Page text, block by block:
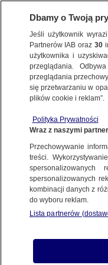
BIZNES
Z KRAJU
odpowiedź TSUE
12.10.2023, 21:44
Udostępnij
Dbamy o Twoją
Jeśli użytkownik
Partnerów IAB oraz30
użytkownika i
przeglądania.
przeglądania
się przetwarzaniu w
plików cookie i reklam”.
Polityka Prywatności
Wraz z naszymi
Przechowywanie
treści.
spersonalizowanych
kombinacji danych z
do wyboru reklam.
Lista partnerów